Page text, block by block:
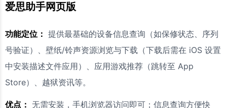
爱思助手网页版
功能定位： 提供最基础的设备信息查询（如保修状态、序列
号验证）、壁纸/铃声资源浏览与下载（下载后需在 iOS 设置
中安装描述文件应用）、应用游戏推荐（跳转至 App
Store）、越狱资讯等。
优点： 无需安装，手机浏览器访问即可；信息查询方便快